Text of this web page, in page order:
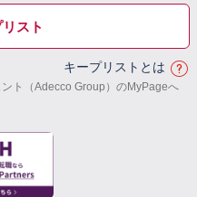
スト
キープリストとは
ト（Adecco Group）のMyPageへ